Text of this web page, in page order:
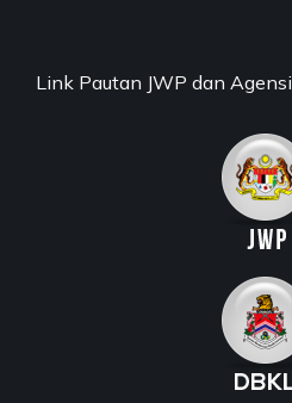
Link Pautan JWP dan Agensi